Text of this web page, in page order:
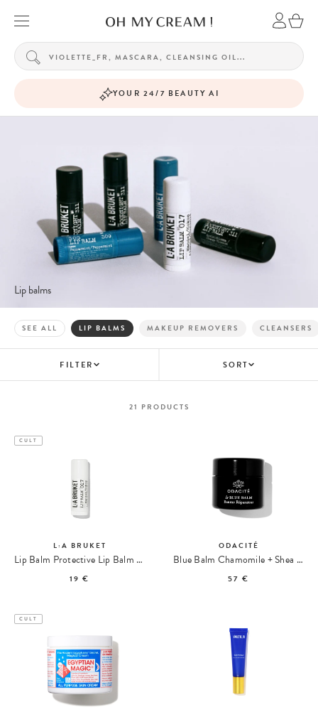
YOUR 24/7 BEAUTY AI
Lip balms
SEE ALL MAKEUP REMOVERS CLEANSERS
LIP BALMS
FILTER SORT
21 PRODUCTS
CULT
L:A BRUKET
Lip Balm Protective Lip Balm 017
19 €
ODACITÉ
Blue Balm Chamomile + Shea Butter Repair Balm
57 €
CULT